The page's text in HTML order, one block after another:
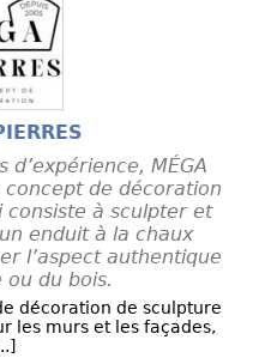
d’expérience, MÉGA
concept de décoration
à sculpter et
enduit à la chaux
l’aspect authentique
du bois.
décoration de sculpture
les murs et les façades,